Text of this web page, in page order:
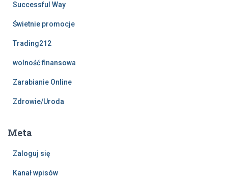
Successful Way
Świetnie promocje
Trading212
wolność finansowa
Zarabianie Online
Zdrowie/Uroda
Meta
Zaloguj się
Kanał wpisów